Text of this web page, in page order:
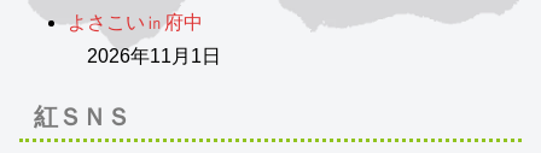
よさこい㏌府中
2026年11月1日
紅ＳＮＳ